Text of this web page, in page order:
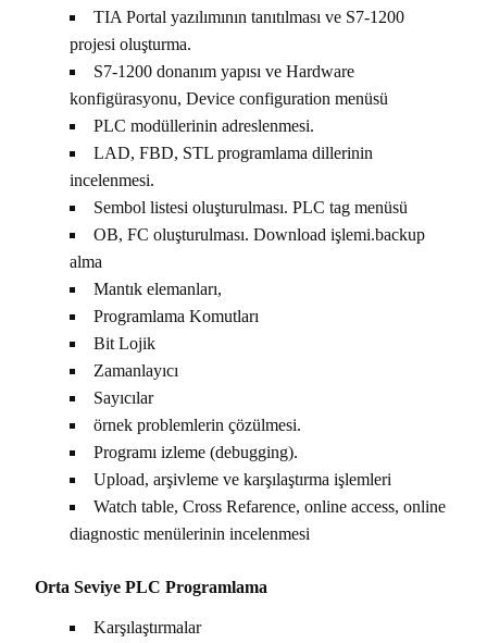
TIA Portal yazılımının tanıtılması ve S7-1200
projesi oluşturma.
S7-1200 donanım yapısı ve Hardware
konfigürasyonu, Device configuration menüsü
PLC modüllerinin adreslenmesi.
LAD, FBD, STL programlama dillerinin
incelenmesi.
Sembol listesi oluşturulması. PLC tag menüsü
OB, FC oluşturulması. Download işlemi.backup
alma
Mantık elemanları,
Programlama Komutları
Bit Lojik
Zamanlayıcı
Sayıcılar
örnek problemlerin çözülmesi.
Programı izleme (debugging).
Upload, arşivleme ve karşılaştırma işlemleri
Watch table, Cross Refarence, online access, online
diagnostic menülerinin incelenmesi
Orta Seviye PLC Programlama
Karşılaştırmalar